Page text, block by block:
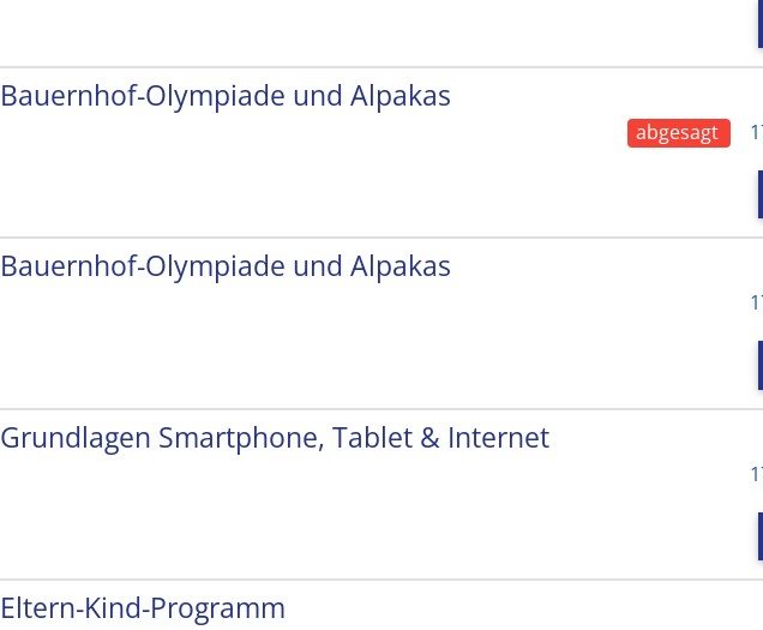
Bauernhof-Olympiade und Alpakas
abgesagt
Bauernhof-Olympiade und Alpakas
Grundlagen Smartphone, Tablet & Internet
Eltern-Kind-Programm